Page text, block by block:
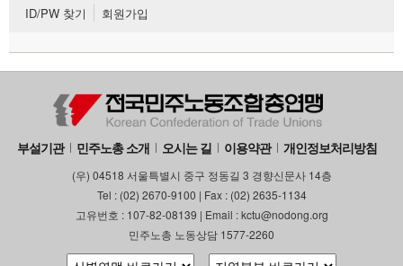
ID/PW 찾기 회원가입
부설기관 민주노총 소개 오시는 길 이용약관 개인정보처리방침
(우) 04518 서울특별시 중구 정동길 3 경향신문사 14층
Tel : (02) 2670-9100 | Fax : (02) 2635-1134
고유번호 : 107-82-08139 | Email : kctu@nodong.org
민주노총 노동상담 1577-2260
자료
부설기관